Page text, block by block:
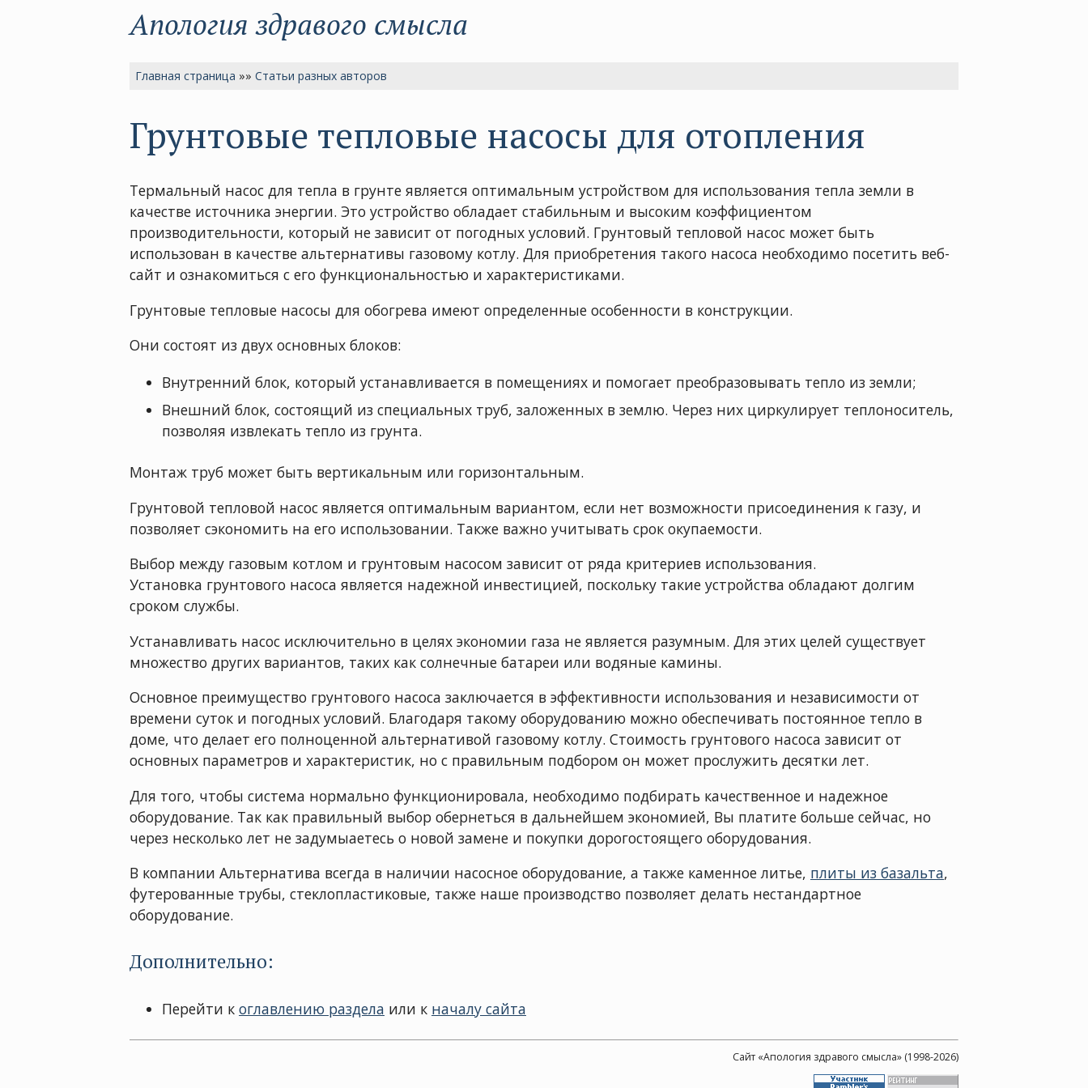
Апология здравого смысла
Главная страница »» Статьи разных авторов
Грунтовые тепловые насосы для отопления
Термальный насос для тепла в грунте является оптимальным устройством для использования тепла земли в
качестве источника энергии. Это устройство обладает стабильным и высоким коэффициентом
производительности, который не зависит от погодных условий. Грунтовый тепловой насос может быть
использован в качестве альтернативы газовому котлу. Для приобретения такого насоса необходимо посетить веб-
сайт и ознакомиться с его функциональностью и характеристиками.
Грунтовые тепловые насосы для обогрева имеют определенные особенности в конструкции.
Они состоят из двух основных блоков:
Внутренний блок, который устанавливается в помещениях и помогает преобразовывать тепло из земли;
Внешний блок, состоящий из специальных труб, заложенных в землю. Через них циркулирует теплоноситель,
позволяя извлекать тепло из грунта.
Монтаж труб может быть вертикальным или горизонтальным.
Грунтовой тепловой насос является оптимальным вариантом, если нет возможности присоединения к газу, и
позволяет сэкономить на его использовании. Также важно учитывать срок окупаемости.
Выбор между газовым котлом и грунтовым насосом зависит от ряда критериев использования.
Установка грунтового насоса является надежной инвестицией, поскольку такие устройства обладают долгим
сроком службы.
Устанавливать насос исключительно в целях экономии газа не является разумным. Для этих целей существует
множество других вариантов, таких как солнечные батареи или водяные камины.
Основное преимущество грунтового насоса заключается в эффективности использования и независимости от
времени суток и погодных условий. Благодаря такому оборудованию можно обеспечивать постоянное тепло в
доме, что делает его полноценной альтернативой газовому котлу. Стоимость грунтового насоса зависит от
основных параметров и характеристик, но с правильным подбором он может прослужить десятки лет.
Для того, чтобы система нормально функционировала, необходимо подбирать качественное и надежное
оборудование. Так как правильный выбор обернеться в дальнейшем экономией, Вы платите больше сейчас, но
через несколько лет не задумыаетесь о новой замене и покупки дорогостоящего оборудования.
В компании Альтернатива всегда в наличии насосное оборудование, а также каменное литье, плиты из базальта,
футерованные трубы, стеклопластиковые, также наше производство позволяет делать нестандартное
оборудование.
Дополнительно:
Перейти к оглавлению раздела или к началу сайта
Сайт «Апология здравого смысла» (1998-2026)